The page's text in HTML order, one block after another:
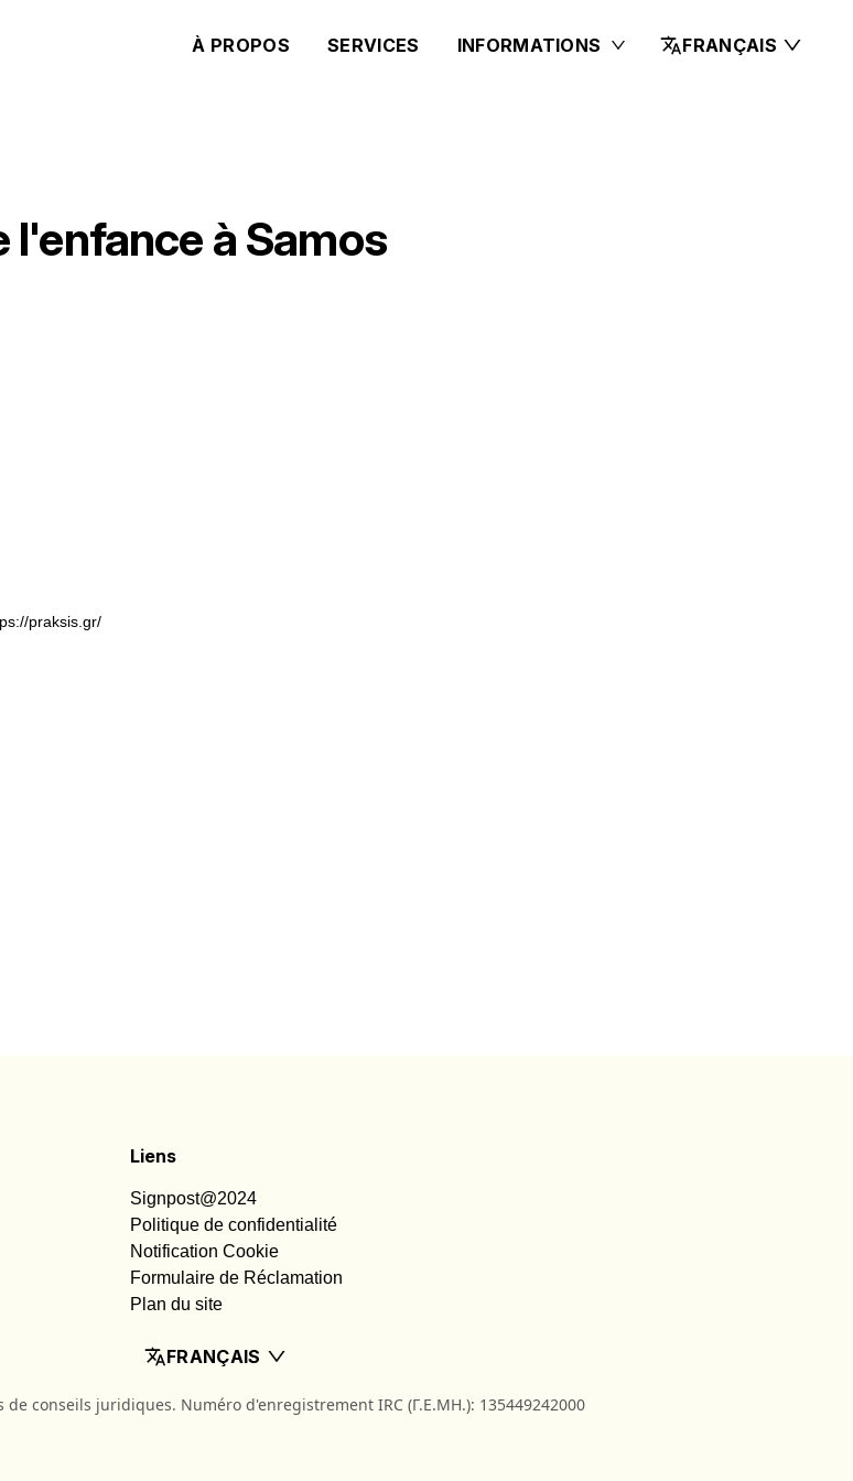
À PROPOS SERVICES INFORMATIONS FRANÇAIS
à Samos
praksis.gr/
Liens
Signpost@2024
Politique de confidentialité
Notification Cookie
Formulaire de Réclamation
Plan du site
FRANÇAIS
conseils juridiques. Numéro d'enregistrement IRC (Γ.Ε.ΜΗ.): 135449242000